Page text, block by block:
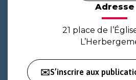
Adresse
21 place de
✉️S’inscrire aux